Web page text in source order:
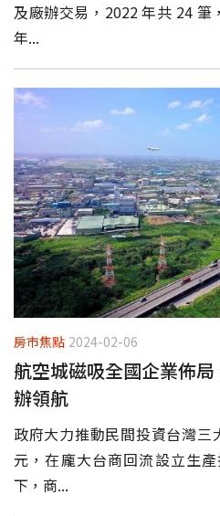
及廠辦交易，2022 年共 24 筆
年...
房市焦點 2024-02-06
航空城磁吸全國企業佈
辦領航
政府大力推動民間投資台灣
元，在龐大台商回流設立生
下，商...